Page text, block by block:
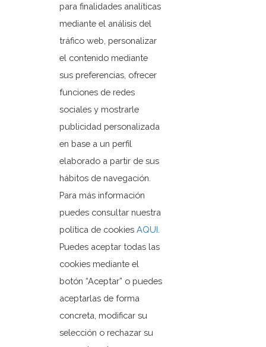
Ayuntamiento de Orxeta
Plaza Dr. Ferrándiz, 1
03579 Orxeta, Alicante.
+3496 685 50 80
ajuntament@orxeta.es
Política de Privacidad
Política de cookies
para finalidades analíticas
mediante el análisis del
tráfico web, personalizar
el contenido mediante
sus preferencias, ofrecer
funciones de redes
sociales y mostrarle
publicidad personalizada
en base a un perfil
elaborado a partir de sus
hábitos de navegación.
Para más información
puedes consultar nuestra
política de cookies AQUI
Puedes aceptar todas las
cookies mediante el
botón “Aceptar” o puedes
aceptarlas de forma
concreta, modificar su
selección o rechazar su